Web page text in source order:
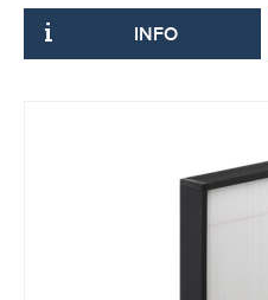
INFO